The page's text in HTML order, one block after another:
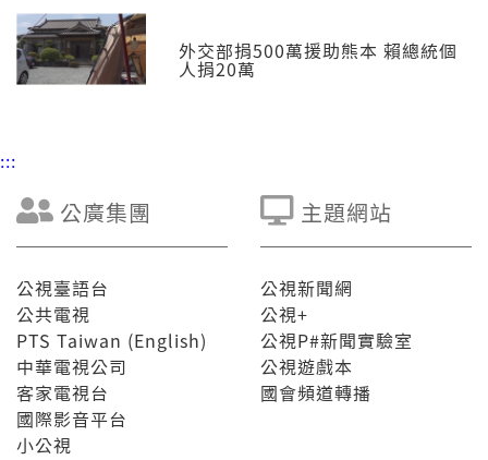
外交部捐500萬援助熊本 賴總統個
人捐20萬
:::
公廣集團
公視臺語台
公共電視
PTS Taiwan (English)
中華電視公司
客家電視台
國際影音平台
小公視
主題網站
公視新聞網
公視+
公視P#新聞實驗室
公視遊戲本
國會頻道轉播